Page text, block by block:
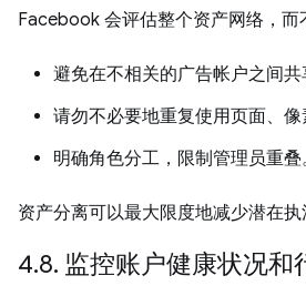
Facebook 会评估整个资产网络，而
避免在不相关的广告帐户之间
请勿不必要地重复使用页面、像
明确角色分工，限制管理员重叠
资产分离可以最大限度地减少潜在执
4.8. 监控账户健康状况和